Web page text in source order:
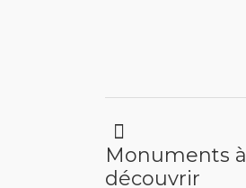
Monuments à
découvrir